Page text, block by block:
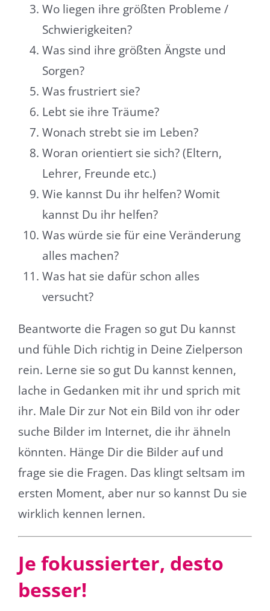
Wo liegen ihre größten Probleme /
Schwierigkeiten?
Was sind ihre größten Ängste und
Sorgen?
Was frustriert sie?
Lebt sie ihre Träume?
Wonach strebt sie im Leben?
Woran orientiert sie sich? (Eltern,
Lehrer, Freunde etc.)
Wie kannst Du ihr helfen? Womit
kannst Du ihr helfen?
Was würde sie für eine Veränderung
alles machen?
Was hat sie dafür schon alles
versucht?
Beantworte die Fragen so gut Du kannst
und fühle Dich richtig in Deine Zielperson
rein. Lerne sie so gut Du kannst kennen,
lache in Gedanken mit ihr und sprich mit
ihr. Male Dir zur Not ein Bild von ihr oder
suche Bilder im Internet, die ihr ähneln
könnten. Hänge Dir die Bilder auf und
frage sie die Fragen. Das klingt seltsam im
ersten Moment, aber nur so kannst Du sie
wirklich kennen lernen.
Je fokussierter, desto
besser!